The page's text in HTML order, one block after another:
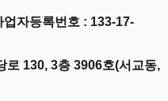
업자등록번호 : 133-17-
로 130, 3층 3906호(서교동,